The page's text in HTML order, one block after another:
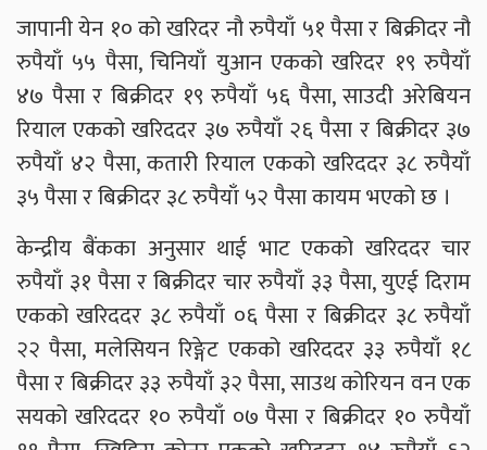
जापानी येन १० को खरिदर नौ रुपैयाँ ५१ पैसा र बिक्रीदर नौ
रुपैयाँ ५५ पैसा, चिनियाँ युआन एकको खरिदर १९ रुपैयाँ
४७ पैसा र बिक्रीदर १९ रुपैयाँ ५६ पैसा, साउदी अरेबियन
रियाल एकको खरिददर ३७ रुपैयाँ २६ पैसा र बिक्रीदर ३७
रुपैयाँ ४२ पैसा, कतारी रियाल एकको खरिददर ३८ रुपैयाँ
३५ पैसा र बिक्रीदर ३८ रुपैयाँ ५२ पैसा कायम भएको छ ।
केन्द्रीय बैंकका अनुसार थाई भाट एकको खरिददर चार
रुपैयाँ ३१ पैसा र बिक्रीदर चार रुपैयाँ ३३ पैसा, युएई दिराम
एकको खरिददर ३८ रुपैयाँ ०६ पैसा र बिक्रीदर ३८ रुपैयाँ
२२ पैसा, मलेसियन रिङ्गेट एकको खरिददर ३३ रुपैयाँ १८
पैसा र बिक्रीदर ३३ रुपैयाँ ३२ पैसा, साउथ कोरियन वन एक
सयको खरिददर १० रुपैयाँ ०७ पैसा र बिक्रीदर १० रुपैयाँ